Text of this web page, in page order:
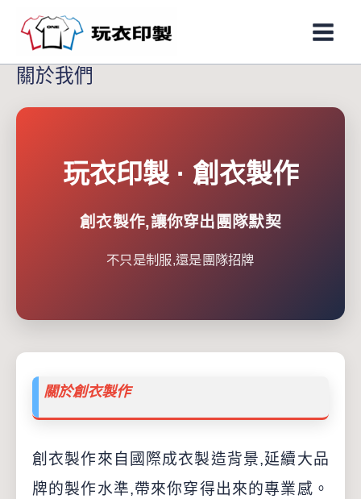
Main
關於我們
玩衣印製 · 創衣製作
創衣製作,讓你穿出團隊默契
不只是制服,還是團隊招牌
關於創衣製作
創衣製作來自國際成衣製造背景,延續大品
牌的製作水準,帶來你穿得出來的專業感。